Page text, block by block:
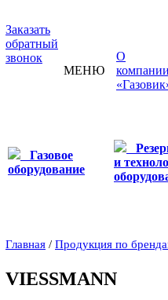
Заказать
обратный
звонок
МЕНЮ
О
Газовое
оборудование
и
Главная / Продукция по
VIESSMANN